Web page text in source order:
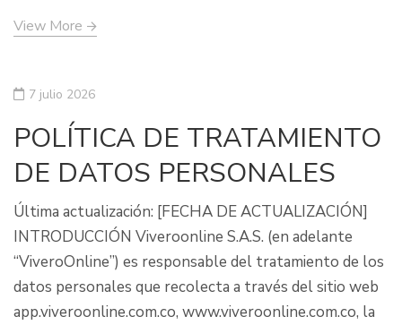
View More
7 julio 2026
POLÍTICA DE TRATAMIENTO
DE DATOS PERSONALES
Última actualización: [FECHA DE ACTUALIZACIÓN]
INTRODUCCIÓN Viveroonline S.A.S. (en adelante
“ViveroOnline”) es responsable del tratamiento de los
datos personales que recolecta a través del sitio web
app.viveroonline.com.co, www.viveroonline.com.co, la